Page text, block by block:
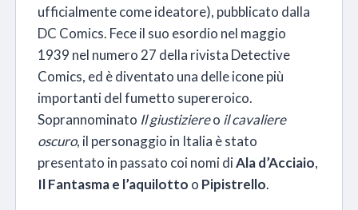
ufficialmente come ideatore), pubblicato dalla
DC Comics. Fece il suo esordio nel maggio
1939 nel numero 27 della rivista Detective
Comics, ed è diventato una delle icone più
importanti del fumetto supereroico.
Soprannominato Il giustiziereo il cavaliere
oscuro, il personaggio in Italia è stato
presentato in passato coi nomi diAla d’Acciaio,
Il Fantasma e l’aquilotto o Pipistrello.